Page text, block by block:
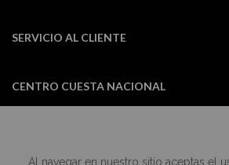
Al navegar en nuestro sitio aceptas el
SERVICIO AL CLIENTE
CENTRO CUESTA NACIONAL